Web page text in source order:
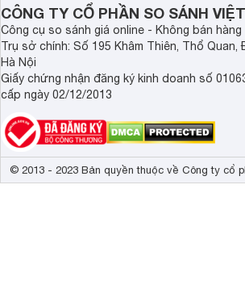
CÔNG TY CỔ PHẦN SO SÁNH
Công cụ so sánh giá online - Không bán hàng
Trụ sở chính: Số 195 Khâm Thiên, Thổ Quan,
Hà Nội
Giấy chứng nhận đăng ký kinh doanh số
cấp ngày 02/12/2013
© 2013 - 2023 Bản quyền thuộc về Công ty cổ